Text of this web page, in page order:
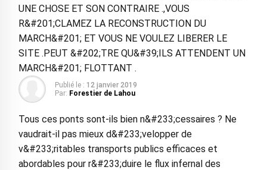
UNE CHOSE ET SON CONTRAIRE .,VOUS
R&#201;CLAMEZ LA RECONSTRUCTION DU
MARCH&#201; ET VOUS NE VOULEZ LIBERER LE
SITE .PEUT &#202;TRE QU&#39;ILS ATTENDENT UN
MARCH&#201; FLOTTANT .
Publié le : 12 janvier 2019
Par: Forestier de Lahou
Tous ces ponts sont-ils bien n&#233;cessaires ? Ne
vaudrait-il pas mieux d&#233;velopper de
v&#233;ritables transports publics efficaces et
abordables pour r&#233;duire le flux infernal des